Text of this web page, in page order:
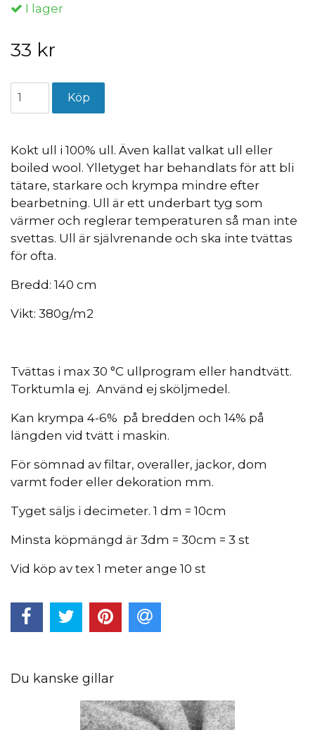
I lager
33 kr
Kokt ull i 100% ull. Även kallat valkat ull eller
boiled wool. Ylletyget har behandlats för att bli
tätare, starkare och krympa mindre efter
bearbetning. Ull är ett underbart tyg som
värmer och reglerar temperaturen så man inte
svettas. Ull är självrenande och ska inte tvättas
för ofta.
Bredd: 140 cm
Vikt: 380g/m2
Tvättas i max 30 °C ullprogram eller handtvätt.
Torktumla ej. Använd ej sköljmedel.
Kan krympa 4-6% på bredden och 14% på
längden vid tvätt i maskin.
För sömnad av filtar, overaller, jackor, dom
varmt foder eller dekoration mm.
Tyget säljs i decimeter. 1 dm = 10cm
Minsta köpmängd är 3dm = 30cm = 3 st
Vid köp av tex 1 meter ange 10 st
Du kanske gillar